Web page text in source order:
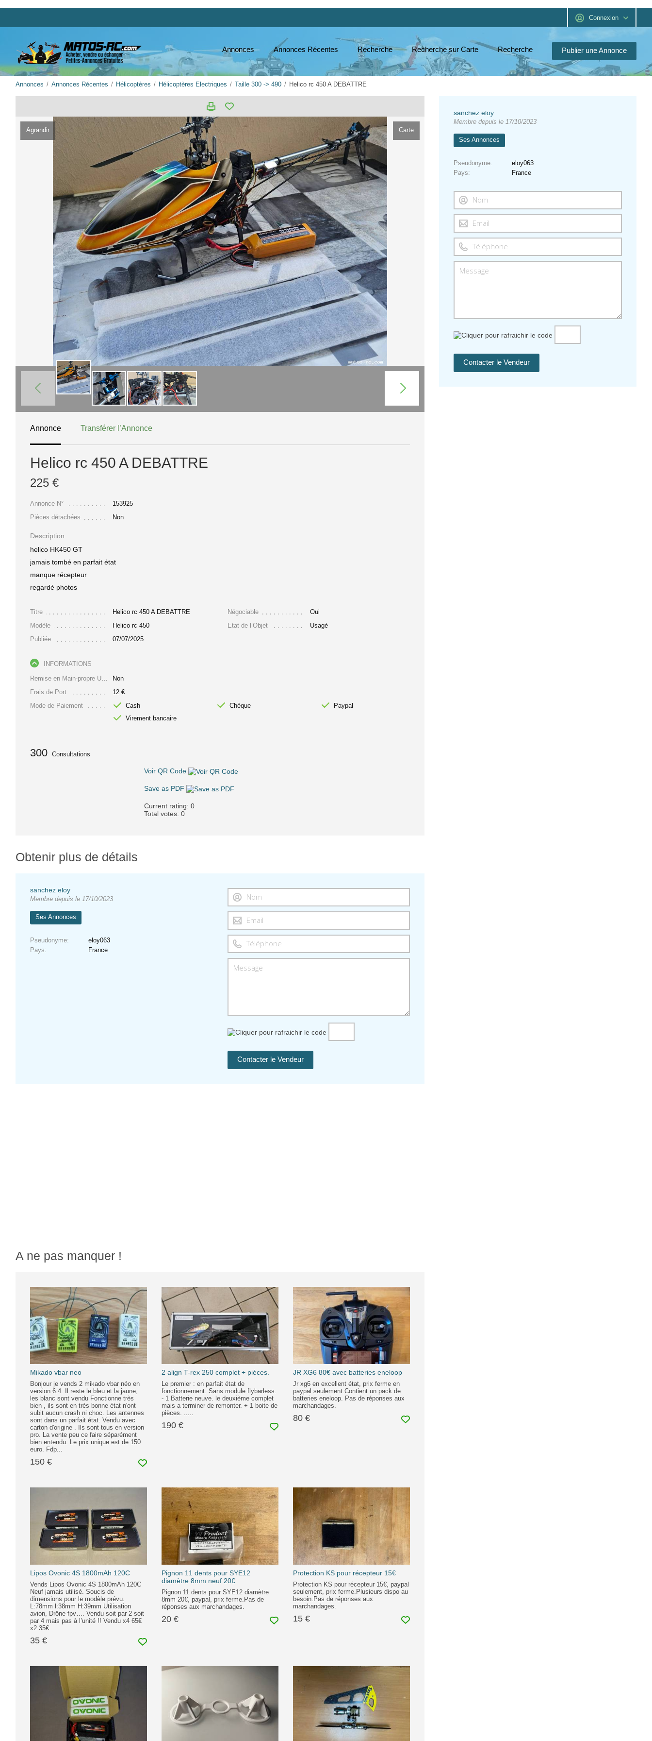
Connexion
Publier une Annonce
Annonces Annonces Récentes Recherche Recherche sur Carte Recherche
Annonces Annonces Récentes Hélicoptères Hélicoptères Electriques Taille 300 -> 490 Helico rc 450 A DEBATTRE
sanchez eloy
Membre depuis le 17/10/2023
Ses Annonces
Pseudonyme
eloy063
Pays
France
Agrandir Carte
Annonce Transférer l’Annonce
Helico rc 450 A DEBATTRE
225 €
Annonce N°
153925
Pièces détachées
Non
Description
helico HK450 GT
jamais tombé en parfait état
manque récepteur
regardé photos
Titre Helico rc 450 A DEBATTRE Négociable
Oui
Modèle
Helico rc 450 Etat de l’Objet
Usagé
Publiée
07/07/2025
INFORMATIONS
Remise en Main-propre Uniquement
Non
Frais de Port
12 €
Mode de Paiement
Cash Chèque
Paypal
Virement bancaire
Voir QR Code
Save as PDF
Current rating: 0
Total votes: 0
300 Consultations
Obtenir plus de détails
sanchez eloy
Membre depuis le 17/10/2023
Ses Annonces
Pseudonyme
eloy063
Pays
France
A ne pas manquer !
Mikado vbar neo
Bonjour je vends 2 mikado vbar néo en
version 6.4. Il reste le bleu et la jaune,
les blanc sont vendu Fonctionne très
bien , ils sont en très bonne état n'ont
subit aucun crash ni choc. Les antennes
sont dans un parfait état. Vendu avec
carton d'origine . Ils sont tous en version
pro. La vente peu ce faire séparément
bien entendu. Le prix unique est de 150
euro. Fdp...
150 €
2 align T-rex 250 complet + pièces.
Le premier : en parfait état de
fonctionnement. Sans module flybarless.
- 1 Batterie neuve. le deuxième complet
mais a terminer de remonter. + 1 boite de
pièces. .....
190 €
JR XG6 80€ avec batteries eneloop
Jr xg6 en excellent état, prix ferme en
paypal seulement.Contient un pack de
batteries eneloop. Pas de réponses aux
marchandages.
80 €
Lipos Ovonic 4S 1800mAh 120C
Vends Lipos Ovonic 4S 1800mAh 120C
Neuf jamais utilisé. Soucis de
dimensions pour le modèle prévu.
L:78mm l:38mm H:39mm Utilisation
avion, Drône fpv…. Vendu soit par 2 soit
par 4 mais pas à l’unité !! Vendu x4 65€
x2 35€
35 €
Pignon 11 dents pour SYE12
diamètre 8mm neuf 20€
Pignon 11 dents pour SYE12 diamètre
8mm 20€, paypal, prix ferme.Pas de
réponses aux marchandages.
20 €
Protection KS pour récepteur 15€
Protection KS pour récepteur 15€, paypal
seulement, prix ferme.Plusieurs dispo au
besoin.Pas de réponses aux
marchandages.
15 €